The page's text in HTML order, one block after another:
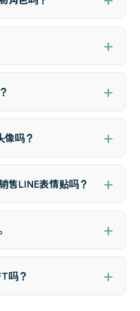
像吗？
售LINE表情贴吗？
吗？